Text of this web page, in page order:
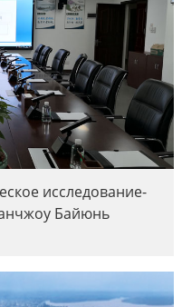
исследование-
Байюнь